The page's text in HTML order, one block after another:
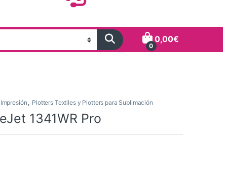
0
0,00€
, Plotters Textiles y Plotters para Sublimación
1341WR Pro